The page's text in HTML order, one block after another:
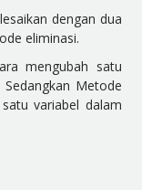
dengan dua
eliminasi.
mengubah satu
Metode
variabel dalam